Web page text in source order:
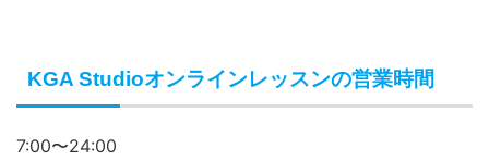
KGA Studioオンラインレッスンの営業時間
7:00〜24:00